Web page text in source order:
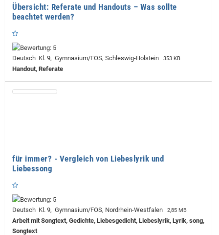
Übersicht: Referate und Handouts – Was sollte
beachtet werden?
Deutsch Kl. 9, Gymnasium/FOS, Schleswig-Holstein 353 KB
Handout, Referate
für immer? - Vergleich von Liebeslyrik und
Liebessong
Deutsch Kl. 9, Gymnasium/FOS, Nordrhein-Westfalen 2,85 MB
Arbeit mit Songtext, Gedichte, Liebesgedicht, Liebeslyrik, Lyrik, song,
Songtext